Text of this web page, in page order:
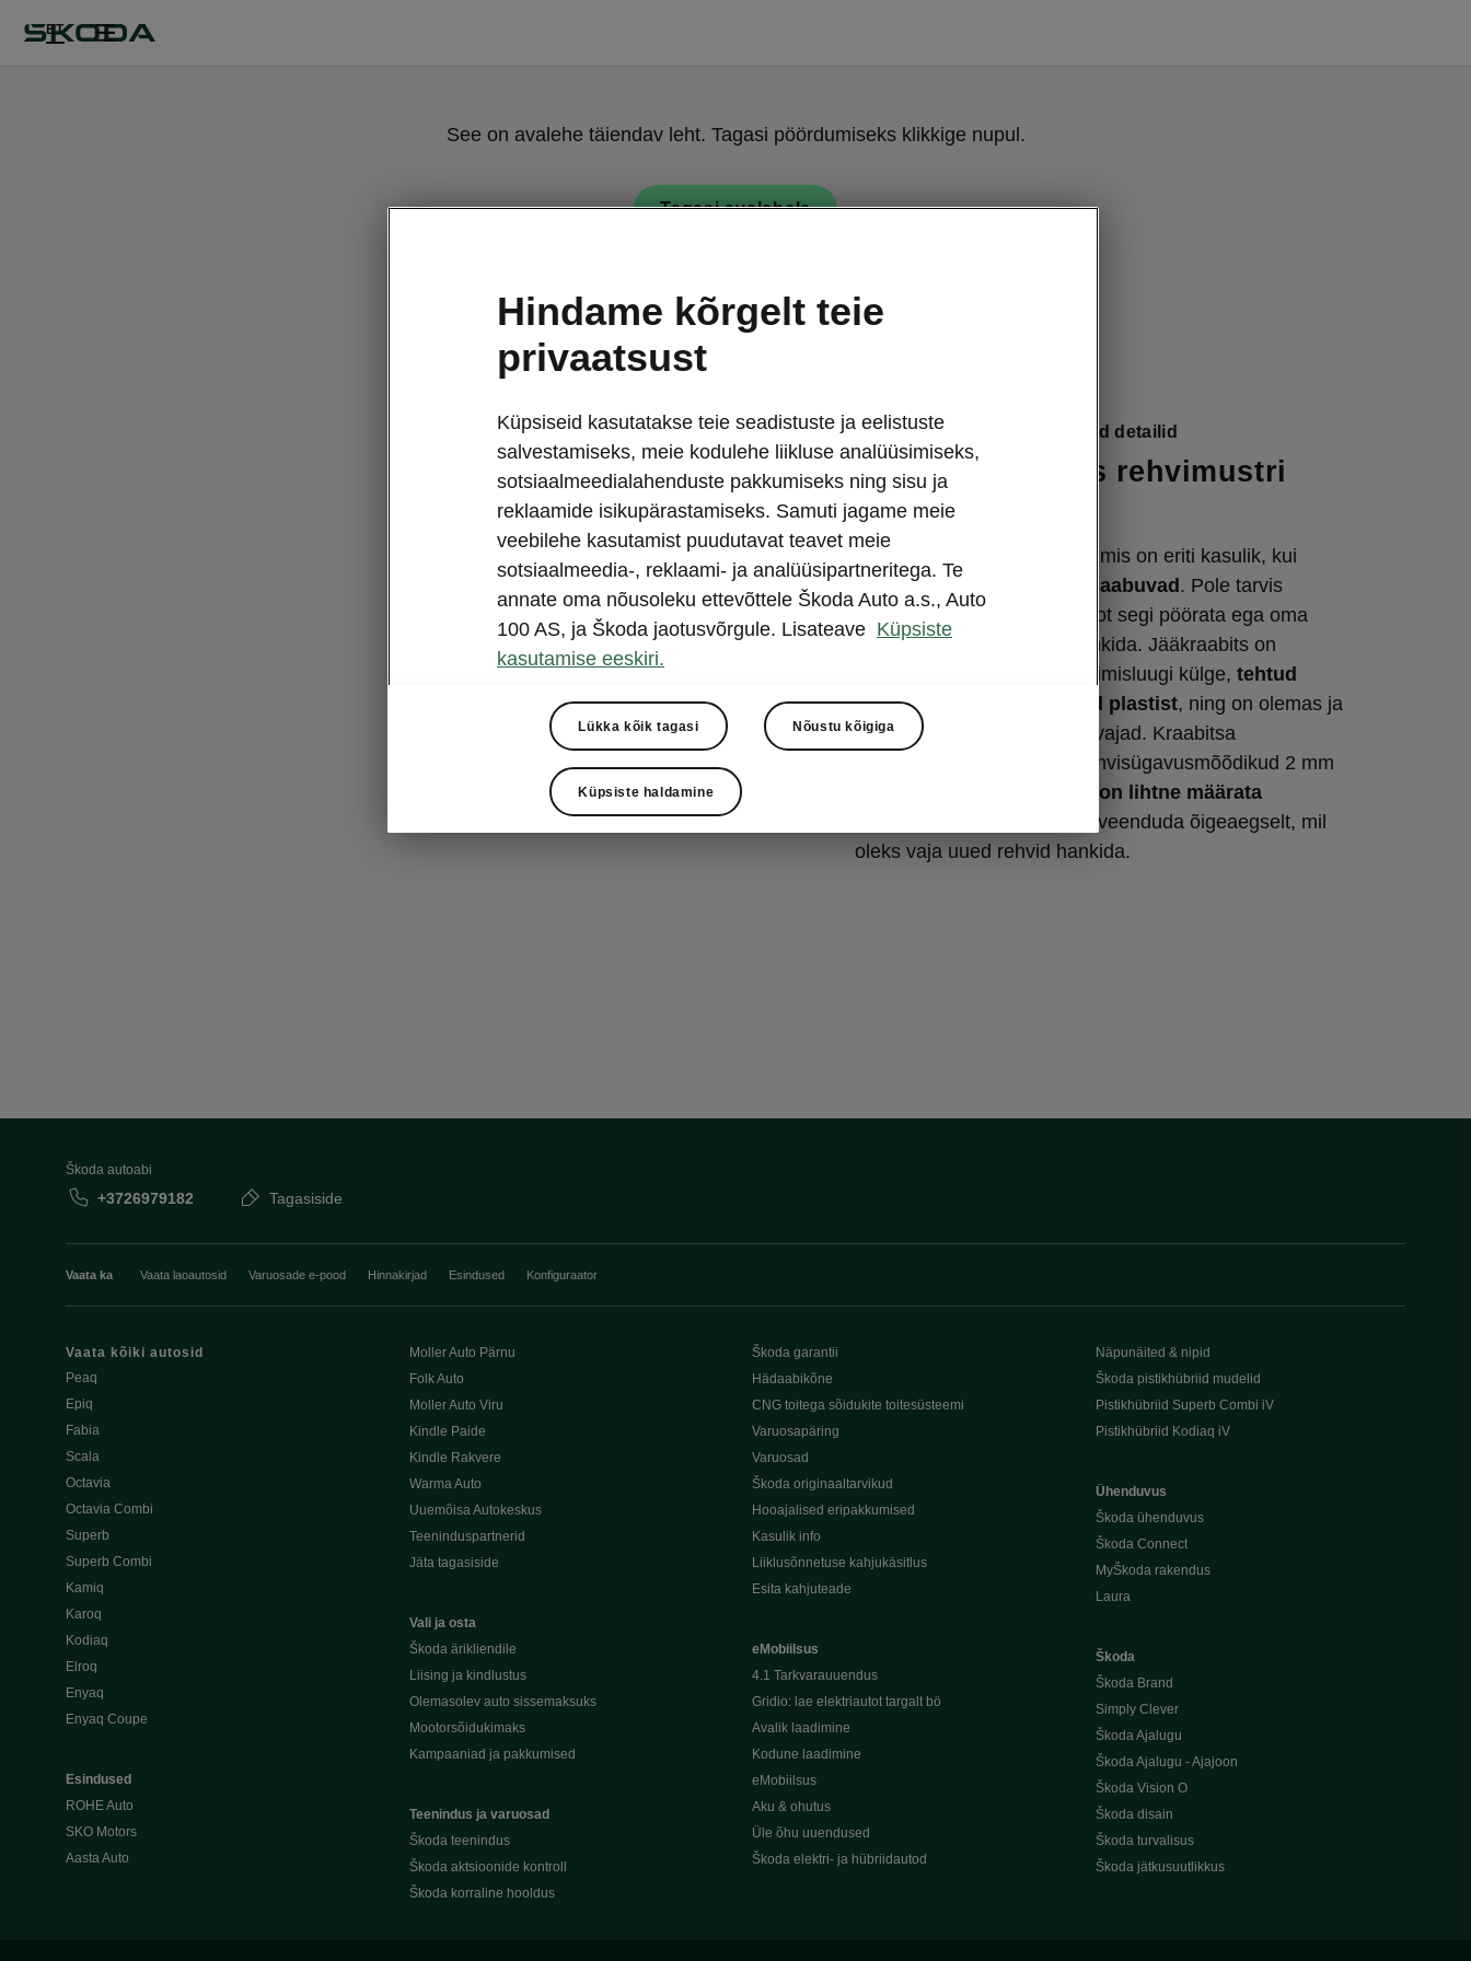
ET
See on avalehe täiendav leht. Tagasi pöördumiseks klikkige nupul.
Tagasi avalehele
Škoda Octavia Combi nutikad detailid
Jääkraabits koos rehvimustri
mõõdikuga
Vahva Simply Clever detail, mis on eriti kasulik, kui
esimesed miinuskraadid saabuvad . Pole tarvis
kraabitsat otsides tervet autot segi pöörata ega oma
krediitkaarti kriimuliseks nühkida. Jääkraabits on
käepäraselt paigutatud tankimisluugi külge, tehtud
nüüdsest ümbertöödeldud plastist, ning on olemas ja
käepärast, mil iganes seda vajad. Kraabitsa
alanurkadesse on lisatud rehvisügavusmõõdikud 2 mm
on lihtne määrata
ja veenduda õigeaegselt, mil
oleks vaja uued rehvid hankida.
Škoda autoabi
+3726979182 Tagasiside
Vaata ka Vaata laoautosid Varuosade e-pood Hinnakirjad Esindused Konfiguraator
Vaata kõiki autosid
Peaq
Epiq
Fabia
Scala
Octavia
Octavia Combi
Superb
Superb Combi
Kamiq
Karoq
Kodiaq
Elroq
Enyaq
Enyaq Coupe
Esindused
ROHE Auto
SKO Motors
Aasta Auto
Moller Auto Pärnu
Folk Auto
Moller Auto Viru
Kindle Paide
Kindle Rakvere
Warma Auto
Uuemõisa Autokeskus
Teeninduspartnerid
Jäta tagasiside
Vali ja osta
Škoda ärikliendile
Liising ja kindlustus
Olemasolev auto sissemaksuks
Mootorsõidukimaks
Kampaaniad ja pakkumised
Teenindus ja varuosad
Škoda teenindus
Škoda aktsioonide kontroll
Škoda korraline hooldus
Škoda garantii
Hädaabikõne
CNG toitega sõidukite toitesüsteemi
Varuosapäring
Varuosad
Škoda originaaltarvikud
Hooajalised eripakkumised
Kasulik info
Liiklusõnnetuse kahjukäsitlus
Esita kahjuteade
eMobiilsus
4.1 Tarkvarauuendus
Gridio: lae elektriautot targalt bö
Avalik laadimine
Kodune laadimine
eMobiilsus
Aku & ohutus
Üle õhu uuendused
Škoda elektri- ja hübriidautod
Näpunäited & nipid
Škoda pistikhübriid mudelid
Pistikhübriid Superb Combi iV
Pistikhübriid Kodiaq iV
Ühenduvus
Škoda ühenduvus
Škoda Connect
MyŠkoda rakendus
Laura
Škoda
Škoda Brand
Simply Clever
Škoda Ajalugu
Škoda Ajalugu - Ajajoon
Škoda Vision O
Škoda disain
Škoda turvalisus
Škoda jätkusuutlikkus
Hindame kõrgelt teie
privaatsust
Küpsiseid kasutatakse teie seadistuste ja eelistuste
salvestamiseks, meie kodulehe liikluse analüüsimiseks,
sotsiaalmeedialahenduste pakkumiseks ning sisu ja
reklaamide isikupärastamiseks. Samuti jagame meie
veebilehe kasutamist puudutavat teavet meie
sotsiaalmeedia-, reklaami- ja analüüsipartneritega. Te
annate oma nõusoleku ettevõttele Škoda Auto a.s., Auto
100 AS, ja Škoda jaotusvõrgule. Lisateave Küpsiste
kasutamise eeskiri.
Lükka kõik tagasi Nõustu kõigiga
Küpsiste haldamine